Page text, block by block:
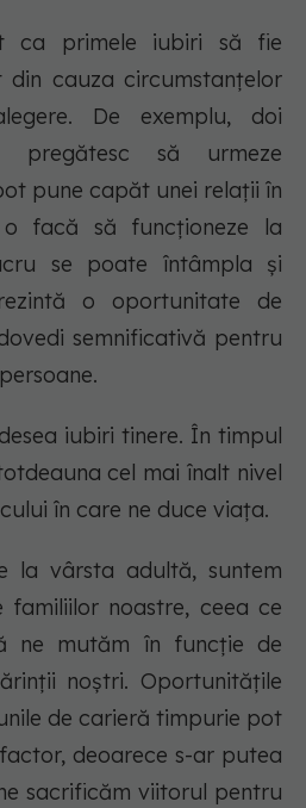
ca primele iubiri să fie
cauza circumstanțelor
De exemplu, doi
pregătesc să urmeze
pune capăt unei relații în
facă să funcționeze la
se poate întâmpla și
o oportunitate de
semnificativă pentru
iubiri tinere. În timpul
cel mai înalt nivel
în care ne duce viața.
la vârsta adultă, suntem
noastre, ceea ce
ne mutăm în funcție de
noștri. Oportunitățile
de carieră timpurie pot
deoarece s-ar putea
sacrificăm viitorul pentru